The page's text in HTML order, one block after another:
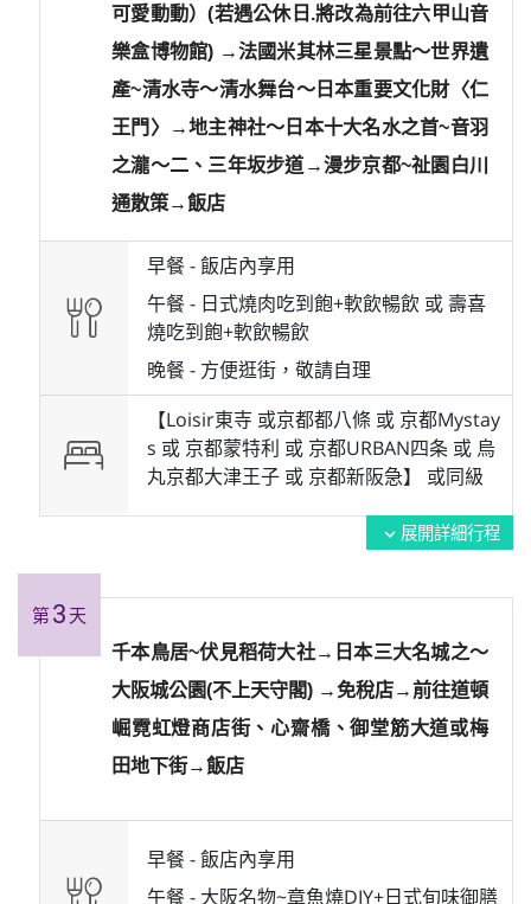
可愛動動）(若遇公休日.將改為前往六甲山音
樂盒博物館) →法國米其林三星景點～世界遺
產~清水寺～清水舞台～日本重要文化財〈仁
王門〉→地主神社～日本十大名水之首~音羽
之瀧～二、三年坂步道→漫步京都~祉園白川
通散策→飯店
早餐 -飯店內享用
午餐 - 日式燒肉吃到飽+軟飲暢飲 或 壽喜
燒吃到飽+軟飲暢飲
晚餐 - 方便逛街，敬請自理
【Loisir東寺 或京都都八條 或 京都Mystay
s 或 京都蒙特利 或 京都URBAN四条 或 烏
丸京都大津王子 或 京都新阪急】 或同級
expand_more 展開詳細行程
第3 天
千本鳥居~伏見稻荷大社→日本三大名城之～
大阪城公園(不上天守閣) →免稅店→前往道頓
崛霓虹燈商店街、心齋橋、御堂筋大道或梅
田地下街→飯店
早餐 -飯店內享用
午餐 - 大阪名物~章魚燒DIY+日式旬味御膳